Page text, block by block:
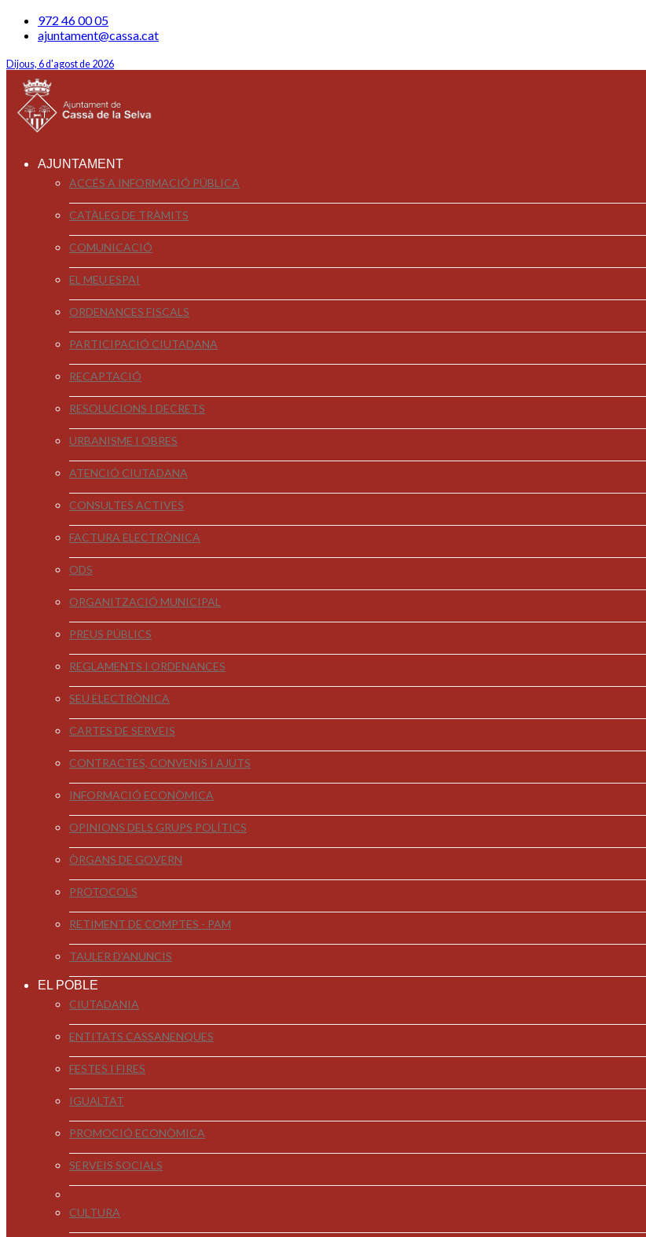
972 46 00 05
ajuntament@cassa.cat
Dijous, 6 d'agost de 2026
AJUNTAMENT
ACCÉS A INFORMACIÓ PÚBLICA
CATÀLEG DE TRÀMITS
COMUNICACIÓ
EL MEU ESPAI
ORDENANCES FISCALS
PARTICIPACIÓ CIUTADANA
RECAPTACIÓ
RESOLUCIONS I DECRETS
URBANISME I OBRES
ATENCIÓ CIUTADANA
CONSULTES ACTIVES
FACTURA ELECTRÒNICA
ODS
ORGANITZACIÓ MUNICIPAL
PREUS PÚBLICS
REGLAMENTS I ORDENANCES
SEU ELECTRÒNICA
CARTES DE SERVEIS
CONTRACTES, CONVENIS I AJUTS
INFORMACIÓ ECONÒMICA
OPINIONS DELS GRUPS POLÍTICS
ÒRGANS DE GOVERN
PROTOCOLS
RETIMENT DE COMPTES - PAM
TAULER D'ANUNCIS
EL POBLE
CIUTADANIA
ENTITATS CASSANENQUES
FESTES I FIRES
IGUALTAT
PROMOCIÓ ECONÒMICA
SERVEIS SOCIALS
CULTURA